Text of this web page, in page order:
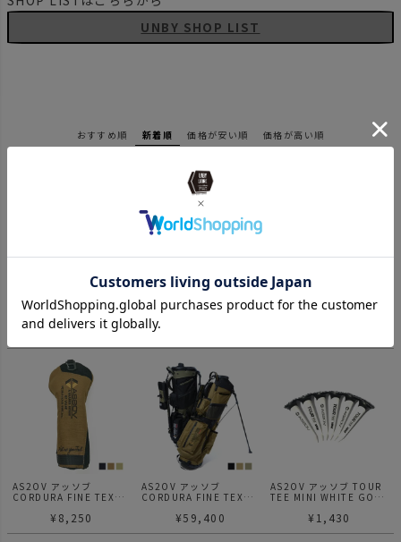
UNBY SHOP LIST
おすすめ順 新着順 価格が安い順 価格が高い順
AS2OV アッソブ MULTI
CARABINER GOLF マル
チカラビナ ゴルフシリー
¥4,180
AS2OV アッソブ
CORDURA FINE TEX
UTILITY COVER GOLF
SERIES ユーティリティ
用 ヘッドカバー ゴルフ
AS2OV アッソブ
CORDURA FINE TEX
SERIES フェアウェイウ
AS2OV アッソブ
CORDURA FINE TEX
SERIES ドライバーカバ
¥ 8,250
AS2OV アッソブ
CORDURA FINE TEX
SERIES キャディーバッ
¥59,400
AS2OV アッソブ TOUR
TEE MINI WHITE GOLF
ニ ホワイト ゴルフシリ
¥ 1,430